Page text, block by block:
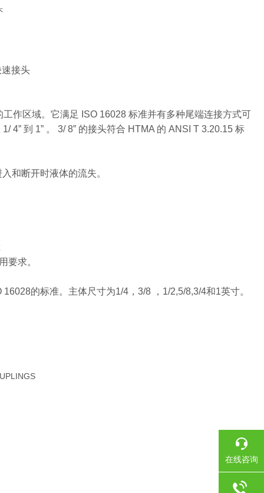
接头
作区域。它满足 ISO 16028 标准并有多种尾端连接方式可
4” 到 1” 。 3/ 8” 的接头符合 HTMA 的 ANSI T 3.20.15 标
和断开时液体的流失。
要求。
的标准。主体尺寸为1/4，3/8 ，1/2,5/8,3/4和1英寸。
在线咨询